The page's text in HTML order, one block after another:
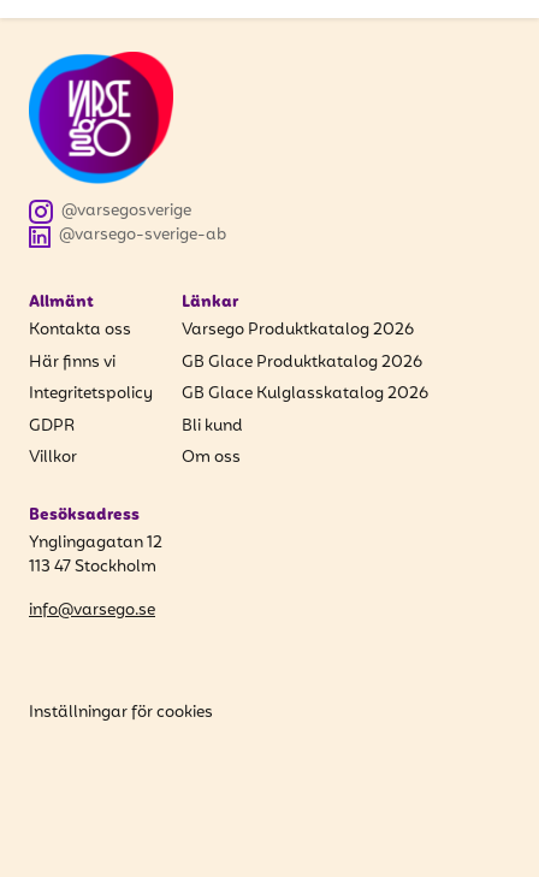
@varsego-sverige-ab
@varsegosverige
Allmänt
Kontakta oss
Här finns vi
Integritetspolicy
GDPR
Villkor
Länkar
Varsego Produktkatalog 2026
GB Glace Produktkatalog 2026
GB Glace Kulglasskatalog 2026
Bli kund
Om oss
Besöksadress
Ynglingagatan 12
113 47 Stockholm
info@varsego.se
Inställningar för cookies